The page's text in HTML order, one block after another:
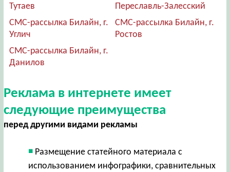
Тутаев
Переславль-Залесский
СМС-рассылка Билайн, г.
Углич
СМС-рассылка Билайн, г.
Ростов
СМС-рассылка Билайн, г.
Данилов
Реклама в интернете имеет
следующие преимущества
перед другими видами рекламы
Размещение статейного материала с
использованием инфографики, сравнительных